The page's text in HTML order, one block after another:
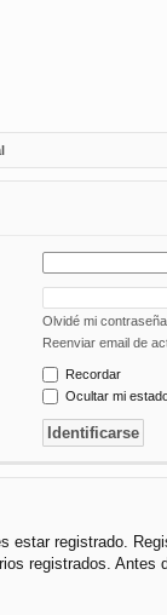
Olvidé mi contraseña
Reenviar email de
Recordar
Ocultar mi
estar registrado.
registrados.